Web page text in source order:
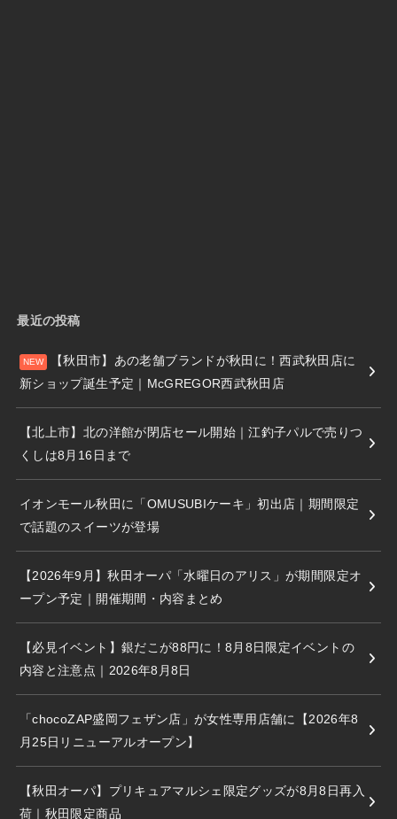
最近の投稿
【秋田市】あの老舗ブランドが秋田に！西武秋田店に
新ショップ誕生予定｜McGREGOR西武秋田店
【北上市】北の洋館が閉店セール開始｜江釣子パルで売りつ
くしは8月16日まで
イオンモール秋田に「OMUSUBIケーキ」初出店｜期間限定
で話題のスイーツが登場
【2026年9月】秋田オーパ「水曜日のアリス」が期間限定オ
ープン予定｜開催期間・内容まとめ
【必見イベント】銀だこが88円に！8月8日限定イベントの
内容と注意点｜2026年8月8日
「chocoZAP盛岡フェザン店」が女性専用店舗に【2026年8
月25日リニューアルオープン】
【秋田オーパ】プリキュアマルシェ限定グッズが8月8日再入
荷｜秋田限定商品